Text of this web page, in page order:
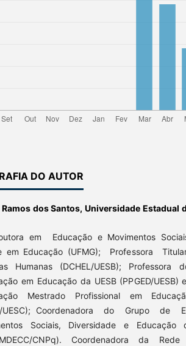
DO AUTOR
dos Santos,Universidade Estadual
em Educação e Movimentos
em Educação (UFMG); Professora
Humanas (DCHEL/UESB);
em Educação da UESB (PPGED/
Mestrado Profissional em
UESC); Coordenadora do Grupo de
Sociais, Diversidade e
CNPq). Coordenadora da